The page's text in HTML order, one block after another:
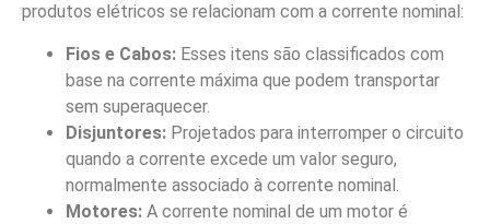
produtos elétricos se relacionam com a corrente nominal:
Fios e Cabos: Esses itens são classificados com
base na corrente máxima que podem transportar
sem superaquecer.
Disjuntores: Projetados para interromper o circuito
quando a corrente excede um valor seguro,
normalmente associado à corrente nominal.
Motores: A corrente nominal de um motor é